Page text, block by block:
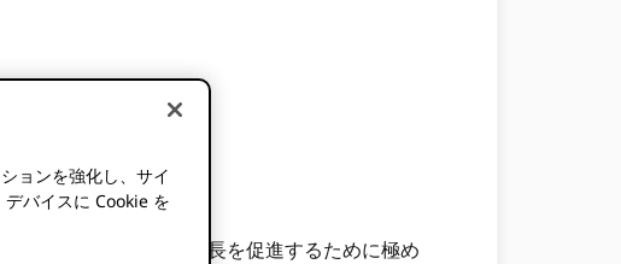
コミュニティ全体の成長を促進するために極め
ョンを強化し、サイ
バイスに Cookie を